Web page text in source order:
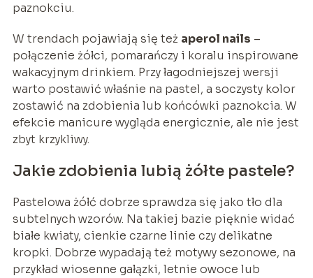
paznokciu.
W trendach pojawiają się też aperol nails –
połączenie żółci, pomarańczy i koralu inspirowane
wakacyjnym drinkiem. Przy łagodniejszej wersji
warto postawić właśnie na pastel, a soczysty kolor
zostawić na zdobienia lub końcówki paznokcia. W
efekcie manicure wygląda energicznie, ale nie jest
zbyt krzykliwy.
Jakie zdobienia lubią żółte pastele?
Pastelowa żółć dobrze sprawdza się jako tło dla
subtelnych wzorów. Na takiej bazie pięknie widać
białe kwiaty, cienkie czarne linie czy delikatne
kropki. Dobrze wypadają też motywy sezonowe, na
przykład wiosenne gałązki, letnie owoce lub